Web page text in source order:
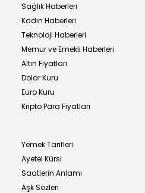
Sağlık Haberleri
Kadın Haberleri
Teknoloji Haberleri
Memur ve Emekli Haberleri
Altın Fiyatları
Dolar Kuru
Euro Kuru
Kripto Para Fiyatları
Yemek Tarifleri
Ayetel Kürsi
Saatlerin Anlamı
Aşk Sözleri